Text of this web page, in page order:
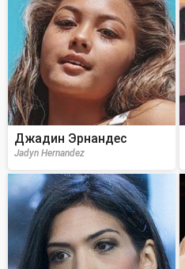
Джадин Эрнандес
Jadyn Hernandez